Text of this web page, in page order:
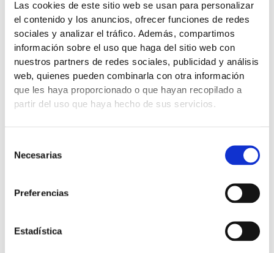
Las cookies de este sitio web se usan para personalizar
el contenido y los anuncios, ofrecer funciones de redes
sociales y analizar el tráfico. Además, compartimos
información sobre el uso que haga del sitio web con
nuestros partners de redes sociales, publicidad y análisis
web, quienes pueden combinarla con otra información
que les haya proporcionado o que hayan recopilado a
partir del uso que haya hecho de sus servicios.
Necesarias
Preferencias
Estadística
sobre o Deye 50kW
Como distribuidor fotovoltaico, apresentamos a série de
inversores híbridos trifásicos da Deye, que apresenta uma
necessidades energéticas dos consumidores residenciais,
que
deve
saber
sobre
o
Deye
50kW